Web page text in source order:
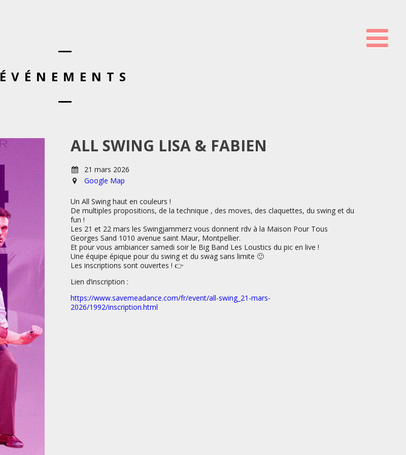
ÉVÉNEMENTS
ALL SWING LISA & FABIEN
21 mars 2026
Google Map
Un All Swing haut en couleurs !
De multiples propositions, de la technique , des moves, des claquettes, du swing et du
fun !
Les 21 et 22 mars les Swingjammerz vous donnent rdv à la Maison Pour Tous
Georges Sand 1010 avenue saint Maur, Montpellier.
Et pour vous ambiancer samedi soir le Big Band Les Loustics du pic en live !
Une équipe épique pour du swing et du swag sans limite 🙂
Les inscriptions sont ouvertes ! 👉
Lien d’inscription :
https://www.savemeadance.com/fr/event/all-swing_21-mars-
2026/1992/inscription.html